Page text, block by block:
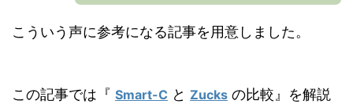
こういう声に参考になる記事を用意しました。
この記事では『 Smart-C と Zucks の比較』を解説